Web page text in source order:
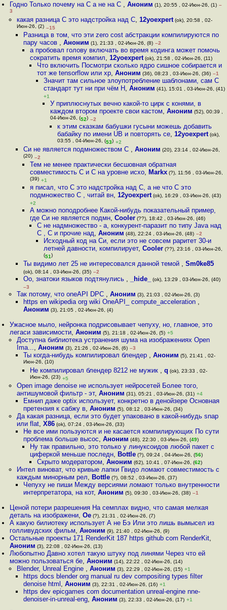
Годно Только почему на C а не на С ,Аноним (1), 20:55 , 02-Июн-26, (1) –
3
какая разница C это надстройка над С, 12yoexpert(ok), 20:58 , 02-
Июн-26, (2) –15
Разница в том, что эти zero cost абстракции компилируются по
пару часов , Аноним (1), 21:33 , 02-Июн-26, (8) –2
а пробовал голову включать во время кодинга может помочь
сократить время компил,12yoexpert (ok), 21:58 , 02-Июн-26, (11)
Что включить Посмотри сколько ядро сишное собирается и
тот же tensorflow или хр, Аноним (36), 08:23 , 03-Июн-26, (36) –1
Значит там сильное злоупотребление шаблонами, сам С
стандарт тут ни при чём Н, Аноним (41), 15:01 , 03-Июн-26, (41)
+1
У приплюснутых вечно какой-то цирк с конями, в
каждом втором проекте свои кастом,Аноним (52), 00:39 ,
04-Июн-26, (52) –2
к этим сказкам бабушки гусыни можешь добавить
бабайку по имени UB и повторять се, 12yoexpert(ok),
03:55 , 04-Июн-26, (53) +2
Си не является подмножеством C , Аноним (20), 23:14 , 02-Июн-26,
(20) –2
Тем не менее практически бесшовная обратная
совместимость C и C на уровне исхо, Markx (?), 11:56 , 03-Июн-26,
(39) +1
я писал, что C это надстройка над С, а не что С это
подмножество С , читай вн,12yoexpert (ok), 16:29 , 03-Июн-26, (43)
+2
А можно поподробнее Какой-нибудь показательный пример,
где Си не является подмн,Cooler (??), 18:42 , 03-Июн-26, (46)
С не надмножество - а, конкурент-паразит по типу Java над
C , C и прочие над, Аноним (48), 22:24 , 03-Июн-26, (48) –2
Исходный код на Си, если это не совсем раритет 30-и
летней давности, компилирует, Cooler(??), 23:16 , 03-Июн-26,
(51)
Ты видимо лет 25 не интересовался данной темой , Sm0ke85
(ok), 08:14 , 03-Июн-26, (35) –2
Оо, знатоки языков подтянулись , _hide_
(ok), 13:29 , 03-Июн-26, (40)
–3
Так потому, что oneAPI DPC , Аноним (3), 21:03 , 02-Июн-26, (3)
https en wikipedia org wiki OneAPI_ compute_acceleration ,
Аноним (3), 21:05 , 02-Июн-26, (4)
Ужасное мыло, нейронка подрисовывает чепуху, но, главное, это
легаси зависимости,Аноним (5), 21:18 , 02-Июн-26, (5) +5
Доступна библиотека устранения шума на изображениях Open
Ima..., Аноним (3), 21:26 , 02-Июн-26, (6) –3
Ты когда-нибудь компилировал блендер , Аноним (5), 21:41 , 02-
Июн-26, (10)
Не компилировал блендер 8212 не мужик ,q (ok), 23:33 , 02-
Июн-26, (23) +5
Open image denoise не использует нейросетей Более того,
антишумовой фильтр - эт, Аноним (31), 05:21 , 03-Июн-26, (31) +4
Емнип даже optix использует, конкретно в денойзере Основная
претензия к сабжу в, Аноним (5), 08:12 , 03-Июн-26, (34)
Да какая разница, если это будет упаковано в какой-нибудь snap
или flat, X86(ok), 07:24 , 03-Июн-26, (33)
Не все ими пользуются и не касается компилирующих По сути
проблема больше высос, Аноним (48), 22:30 , 03-Июн-26, (49)
Ну так правильно, это только у линуксоидов любой пакет с
циферкой меньше последн, Bottle (?), 09:24 , 04-Июн-26, (56)
Скрыто модератором, Аноним (62), 10:41 , 07-Июн-26, (62)
Интел виноват, что кривые лапки Гвидо ломают совместимость с
каждым минорным рел, Bottle(?), 08:52 , 03-Июн-26, (37)
Чепуху не пиши Между версиями ломают только внутренности
интерпретатора, на кот, Аноним (5), 09:30 , 03-Июн-26, (38) –1
Ценой потери разрешения На семплах видно, что самая мелкая
деталь на изображени,Oe (?), 21:31 , 02-Июн-26, (7)
А какую билиотеку использует А не Бэ Или это лишь вымысел из
голливудских фильм,Аноним (9), 21:40 , 02-Июн-26, (9)
Остальные проекты 171 RenderKit 187 https github com RenderKit,
Аноним (3), 22:08 , 02-Июн-26, (13)
Любопытно Давно хотел такую штуку под линями Через что ей
можно пользоваться бе,Аноним (14), 22:22 , 02-Июн-26, (14)
Blender, Unreal Engine , Аноним (3), 22:29 , 02-Июн-26, (15) +1
https docs blender org manual ru dev compositing types filter
denoise html , Аноним (3), 22:31 , 02-Июн-26, (16) +1
https dev epicgames com documentation unreal-engine nne-
denoiser-in-unreal-eng, Аноним (3), 22:33 , 02-Июн-26, (17) +1